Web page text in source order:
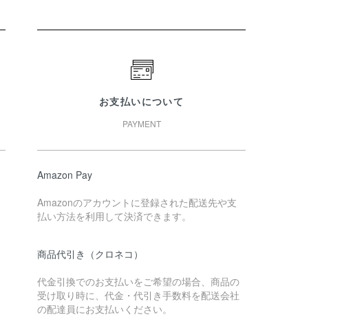
お支払いについて
PAYMENT
Amazon Pay
Amazonのアカウントに登録された配送先や支
払い方法を利用して決済できます。
商品代引き（クロネコ）
代金引換でのお支払いをご希望の場合、商品の
受け取り時に、代金・代引き手数料を配送会社
の配達員にお支払いください。